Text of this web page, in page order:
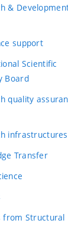
&
support
Scientific
Board
quality
infrastructures
Transfer
from Structural